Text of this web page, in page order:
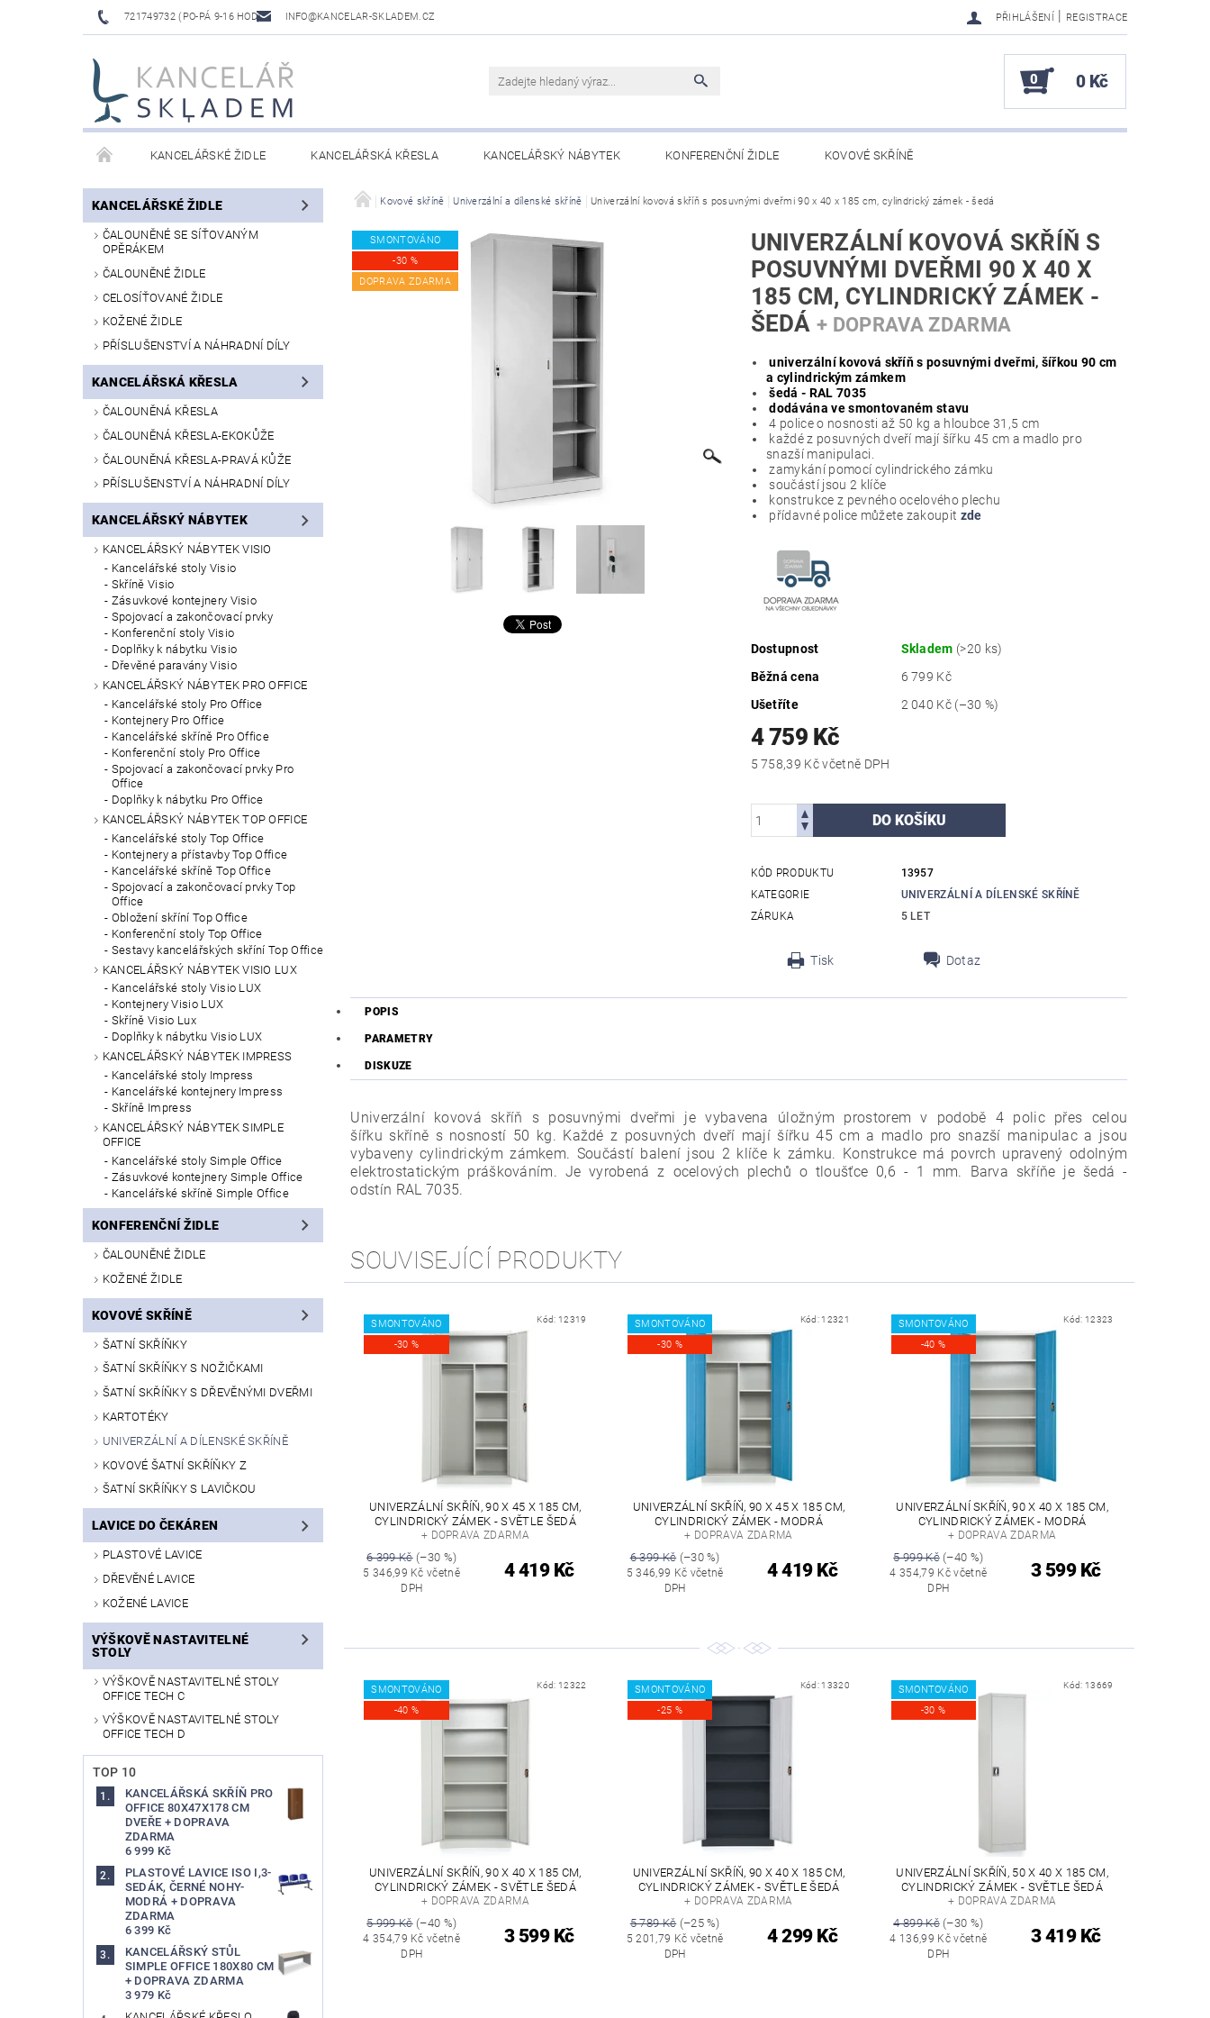
721749732 (PO-PÁ 9-16 HOD) INFO@KANCELAR-SKLADEM.CZ PŘIHLÁŠENÍ | REGISTRACE
0 0 Kč
KANCELÁŘSKÉ ŽIDLE KANCELÁŘSKÁ KŘESLA KANCELÁŘSKÝ NÁBYTEK KONFERENČNÍ ŽIDLE KOVOVÉ SKŘÍNĚ
LAVICE DO ČEKÁREN VÝŠKOVĚ NASTAVITELNÉ STOLY OBCHODNÍ PODMÍNKY KONTAKTY
KANCELÁŘSKÉ ŽIDLE
ČALOUNĚNÉ SE SÍŤOVANÝM
OPĚRÁKEM
ČALOUNĚNÉ ŽIDLE
CELOSÍŤOVANÉ ŽIDLE
KOŽENÉ ŽIDLE
PŘÍSLUŠENSTVÍ A NÁHRADNÍ DÍLY
KANCELÁŘSKÁ KŘESLA
ČALOUNĚNÁ KŘESLA
ČALOUNĚNÁ KŘESLA-EKOKŮŽE
ČALOUNĚNÁ KŘESLA-PRAVÁ KŮŽE
PŘÍSLUŠENSTVÍ A NÁHRADNÍ DÍLY
KANCELÁŘSKÝ NÁBYTEK
KANCELÁŘSKÝ NÁBYTEK VISIO
Kancelářské stoly Visio
Skříně Visio
Zásuvkové kontejnery Visio
Spojovací a zakončovací prvky
Konferenční stoly Visio
Doplňky k nábytku Visio
Dřevěné paravány Visio
KANCELÁŘSKÝ NÁBYTEK PRO OFFICE
Kancelářské stoly Pro Office
Kontejnery Pro Office
Kancelářské skříně Pro Office
Konferenční stoly Pro Office
Spojovací a zakončovací prvky Pro
Office
Doplňky k nábytku Pro Office
KANCELÁŘSKÝ NÁBYTEK TOP OFFICE
Kancelářské stoly Top Office
Kontejnery a přístavby Top Office
Kancelářské skříně Top Office
Spojovací a zakončovací prvky Top
Office
Obložení skříní Top Office
Konferenční stoly Top Office
Sestavy kancelářských skříní Top Office
KANCELÁŘSKÝ NÁBYTEK VISIO LUX
Kancelářské stoly Visio LUX
Kontejnery Visio LUX
Skříně Visio Lux
Doplňky k nábytku Visio LUX
KANCELÁŘSKÝ NÁBYTEK IMPRESS
Kancelářské stoly Impress
Kancelářské kontejnery Impress
Skříně Impress
KANCELÁŘSKÝ NÁBYTEK SIMPLE
OFFICE
Kancelářské stoly Simple Office
Zásuvkové kontejnery Simple Office
Kancelářské skříně Simple Office
KONFERENČNÍ ŽIDLE
ČALOUNĚNÉ ŽIDLE
KOŽENÉ ŽIDLE
KOVOVÉ SKŘÍNĚ
ŠATNÍ SKŘÍŇKY
ŠATNÍ SKŘÍŇKY S NOŽIČKAMI
ŠATNÍ SKŘÍŇKY S DŘEVĚNÝMI DVEŘMI
KARTOTÉKY
UNIVERZÁLNÍ A DÍLENSKÉ SKŘÍNĚ
KOVOVÉ ŠATNÍ SKŘÍŇKY Z
ŠATNÍ SKŘÍŇKY S LAVIČKOU
LAVICE DO ČEKÁREN
PLASTOVÉ LAVICE
DŘEVĚNÉ LAVICE
KOŽENÉ LAVICE
VÝŠKOVĚ NASTAVITELNÉ
STOLY
VÝŠKOVĚ NASTAVITELNÉ STOLY
OFFICE TECH C
VÝŠKOVĚ NASTAVITELNÉ STOLY
OFFICE TECH D
TOP 10
KANCELÁŘSKÁ SKŘÍŇ PRO
OFFICE 80X47X178 CM
DVEŘE + DOPRAVA
ZDARMA
6 999 Kč
PLASTOVÉ LAVICE ISO I,3-
SEDÁK, ČERNÉ NOHY-
MODRÁ + DOPRAVA
ZDARMA
6 399 Kč
KANCELÁŘSKÝ STŮL
SIMPLE OFFICE 180X80 CM
+ DOPRAVA ZDARMA
3 979 Kč
Kovové skříně Univerzální a dílenské skříně Univerzální kovová skříň s posuvnými dveřmi 90 x 40 x 185 cm, cylindrický zámek - šedá
SMONTOVÁNO
-30 %
DOPRAVA ZDARMA
UNIVERZÁLNÍ KOVOVÁ SKŘÍŇ S
POSUVNÝMI DVEŘMI 90 X 40 X
185 CM, CYLINDRICKÝ ZÁMEK -
ŠEDÁ+ DOPRAVA ZDARMA
univerzální kovová skříň s posuvnými dveřmi, šířkou 90 cm
a cylindrickým zámkem
šedá - RAL 7035
dodávána ve smontovaném stavu
4 police o nosnosti až 50 kg a hloubce 31,5 cm
každé z posuvných dveří mají šířku 45 cm a madlo pro
snazší manipulaci.
zamykání pomocí cylindrického zámku
součástí jsou 2 klíče
konstrukce z pevného ocelového plechu
přídavné police můžete zakoupit zde
Dostupnost Skladem (>20 ks)
Běžná cena
6 799 Kč
Ušetříte
2 040 Kč (–30 %)
4 759 Kč
5 758,39 Kč včetně DPH
KÓD PRODUKTU
13957
KATEGORIE
UNIVERZÁLNÍ A DÍLENSKÉ SKŘÍNĚ
ZÁRUKA
5 LET
Tisk Dotaz
POPIS
PARAMETRY
DISKUZE
Univerzální kovová skříň s posuvnými dveřmi je vybavena úložným prostorem v podobě 4 polic přes celou
šířku skříně s nosností 50 kg. Každé z posuvných dveří mají šířku 45 cm a madlo pro snazší manipulac a jsou
vybaveny cylindrickým zámkem. Součástí balení jsou 2 klíče k zámku. Konstrukce má povrch upravený odolným
elektrostatickým práškováním. Je vyrobená z ocelových plechů o tloušťce 0,6 - 1 mm. Barva skříňe je šedá -
odstín RAL 7035.
SOUVISEJÍCÍ PRODUKTY
SMONTOVÁNO
-30 %
Kód: 12319
UNIVERZÁLNÍ SKŘÍŇ, 90 X 45 X 185 CM,
CYLINDRICKÝ ZÁMEK - SVĚTLE ŠEDÁ
+ DOPRAVA ZDARMA
6 399 Kč(–30 %)
5 346,99 Kč včetně
DPH
4 419 Kč
SMONTOVÁNO
-30 %
Kód: 12321
UNIVERZÁLNÍ SKŘÍŇ, 90 X 45 X 185 CM,
CYLINDRICKÝ ZÁMEK - MODRÁ
+ DOPRAVA ZDARMA
6 399 Kč(–30 %)
5 346,99 Kč včetně
DPH
4 419 Kč
SMONTOVÁNO
-40 %
Kód: 12323
UNIVERZÁLNÍ SKŘÍŇ, 90 X 40 X 185 CM,
CYLINDRICKÝ ZÁMEK - MODRÁ
+ DOPRAVA ZDARMA
5 999 Kč(–40 %)
4 354,79 Kč včetně
DPH
3 599 Kč
SMONTOVÁNO
-40 %
Kód: 12322
UNIVERZÁLNÍ SKŘÍŇ, 90 X 40 X 185 CM,
CYLINDRICKÝ ZÁMEK - SVĚTLE ŠEDÁ
+ DOPRAVA ZDARMA
5 999 Kč(–40 %)
4 354,79 Kč včetně
DPH
3 599 Kč
SMONTOVÁNO
-25 %
Kód: 13320
UNIVERZÁLNÍ SKŘÍŇ, 90 X 40 X 185 CM,
CYLINDRICKÝ ZÁMEK - SVĚTLE ŠEDÁ
+ DOPRAVA ZDARMA
5 789 Kč(–25 %)
5 201,79 Kč včetně
DPH
4 299 Kč
SMONTOVÁNO
-30 %
Kód: 13669
UNIVERZÁLNÍ SKŘÍŇ, 50 X 40 X 185 CM,
CYLINDRICKÝ ZÁMEK - SVĚTLE ŠEDÁ
+ DOPRAVA ZDARMA
4 899 Kč(–30 %)
4 136,99 Kč včetně
DPH
3 419 Kč